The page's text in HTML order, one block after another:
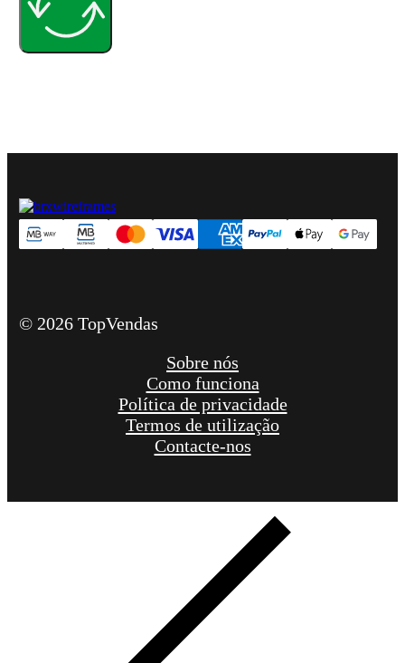
© 2026 TopVendas
Sobre nós
Como funciona
Política de privacidade
Termos de utilização
Contacte-nos